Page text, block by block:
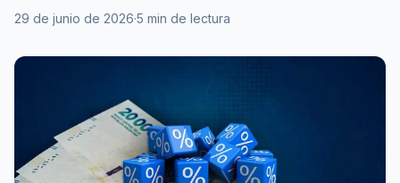
29 de junio de 2026·5 min de lectura